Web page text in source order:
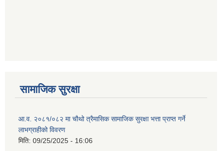
सामाजिक सुरक्षा
आ.व. २०८१/०८२ मा चौथो त्रैमासिक सामाजिक सुरक्षा भत्ता प्राप्त गर्ने
लाभग्राहीको विवरण
मिति: 09/25/2025 - 16:06